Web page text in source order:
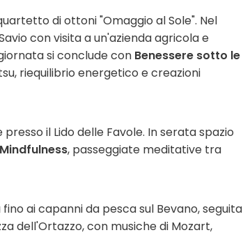
di ottoni "Omaggio al Sole". Nel
con visita a un'azienda agricola e
si conclude con Benessere sotto le
riequilibrio energetico e creazioni
il Lido delle Favole. In serata spazio
, passeggiate meditative tra
ai capanni da pesca sul Bevano, seguita
dell'Ortazzo, con musiche di Mozart,